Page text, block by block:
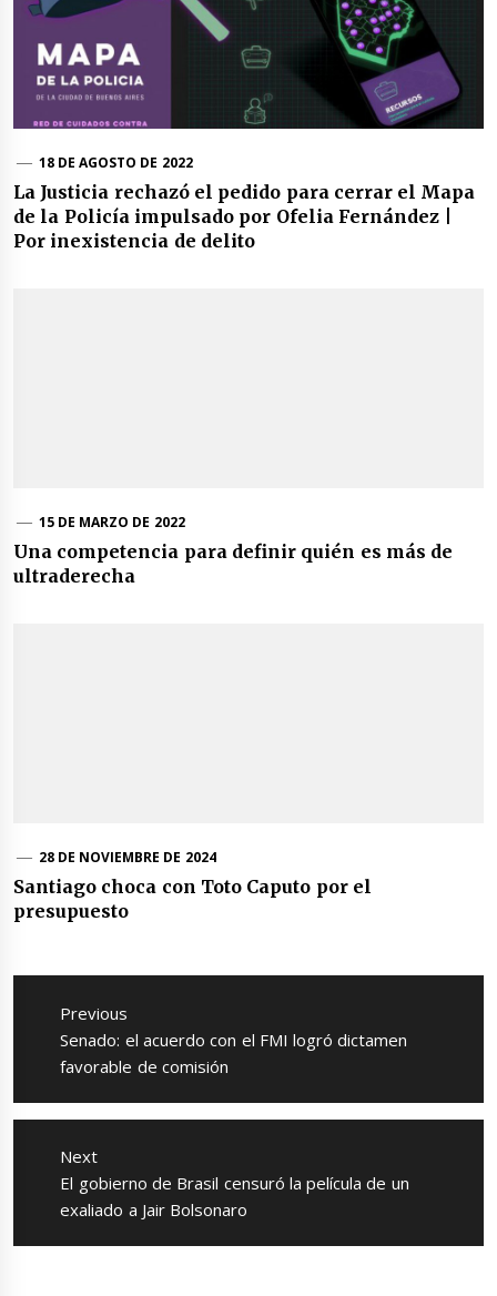
18 DE AGOSTO DE 2022
La Justicia rechazó el pedido para cerrar el Mapa
de la Policía impulsado por Ofelia Fernández |
Por inexistencia de delito
15 DE MARZO DE 2022
Una competencia para definir quién es más de
ultraderecha
28 DE NOVIEMBRE DE 2024
Santiago choca con Toto Caputo por el
presupuesto
Navegación
entradas
Previous
Previous
post:
Senado: el acuerdo con el FMI logró dictamen
favorable de comisión
Next
Next
post:
El gobierno de Brasil censuró la película de un
exaliado a Jair Bolsonaro